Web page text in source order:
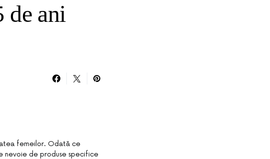
de ani
femeilor. Odată ce
nevoie de produse specifice